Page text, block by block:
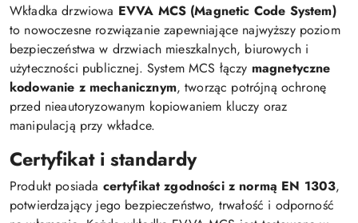
Wkładka drzwiowa EVVA MCS (Magnetic Code System)
to nowoczesne rozwiązanie zapewniające najwyższy poziom
bezpieczeństwa w drzwiach mieszkalnych, biurowych i
użyteczności publicznej. System MCS łączy magnetyczne
kodowanie z mechanicznym, tworząc potrójną ochronę
przed nieautoryzowanym kopiowaniem kluczy oraz
manipulacją przy wkładce.
Certyfikat i standardy
Produkt posiada certyfikat zgodności z normą EN 1303,
potwierdzający jego bezpieczeństwo, trwałość i odporność